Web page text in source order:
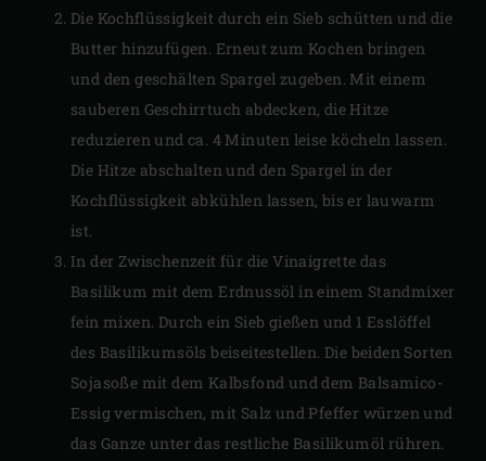
Die Kochflüssigkeit durch ein Sieb schütten und die
Butter hinzufügen. Erneut zum Kochen bringen
und den geschälten Spargel zugeben. Mit einem
sauberen Geschirrtuch abdecken, die Hitze
reduzieren und ca. 4 Minuten leise köcheln lassen.
Die Hitze abschalten und den Spargel in der
Kochflüssigkeit abkühlen lassen, bis er lauwarm
ist.
In der Zwischenzeit für die Vinaigrette das
Basilikum mit dem Erdnussöl in einem Standmixer
fein mixen. Durch ein Sieb gießen und 1 Esslöffel
des Basilikumsöls beiseitestellen. Die beiden Sorten
Sojasoße mit dem Kalbsfond und dem Balsamico-
Essig vermischen, mit Salz und Pfeffer würzen und
das Ganze unter das restliche Basilikumöl rühren.